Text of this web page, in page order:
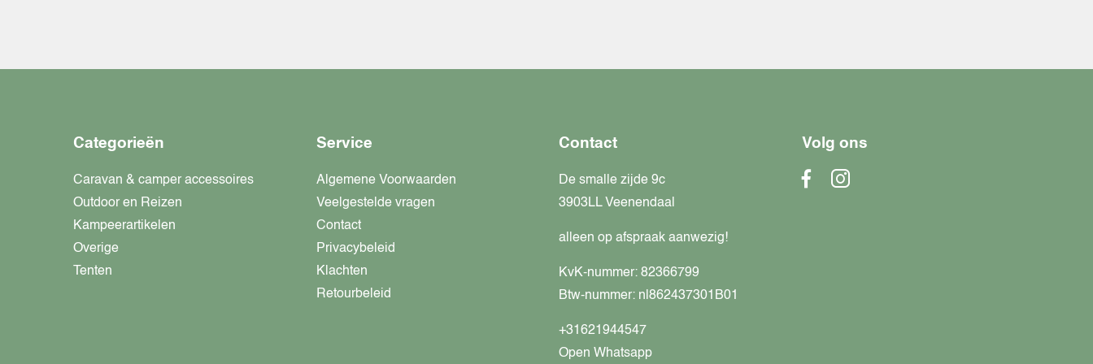
Categorieën
Caravan & camper accessoires
Outdoor en Reizen
Kampeerartikelen
Overige
Tenten
Service
Algemene Voorwaarden
Veelgestelde vragen
Contact
Privacybeleid
Klachten
Retourbeleid
Contact
De smalle zijde 9c
3903LL Veenendaal
alleen op afspraak aanwezig!
KvK-nummer: 82366799
Btw-nummer: nl862437301B01
+31621944547
Open Whatsapp
Volg ons